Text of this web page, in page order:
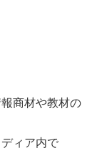
商材や教材の
ィア内で